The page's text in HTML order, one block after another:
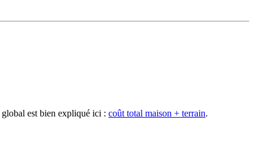
est bien expliqué ici : coût total maison + terrain.